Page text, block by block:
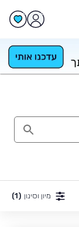
מיון וסינון (1)